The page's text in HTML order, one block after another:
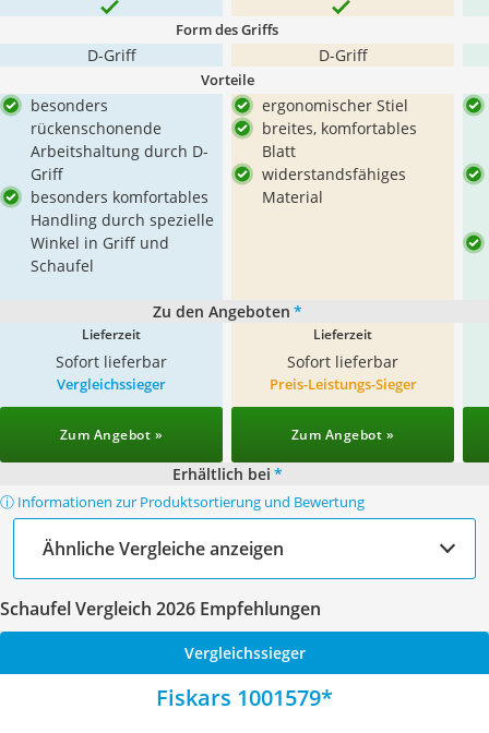
Form des Griffs
D-Griff D-Griff
Vorteile
besonders
rückenschonende
Arbeitshaltung durch D-
Griff
besonders komfortables
Handling durch spezielle
Winkel in Griff und
Schaufel
ergonomischer Stiel
breites, komfortables
Blatt
widerstandsfähiges
Material
Zu den Angeboten *
Lieferzeit
Sofort lieferbar
Lieferzeit
Sofort lieferbar
Vergleichssieger
Zum Angebot »
Preis-Leistungs-Sieger
Zum Angebot »
Erhältlich bei *
ⓘ Informationen zur Produktsortierung und Bewertung
Ähnliche Vergleiche anzeigen
Schaufel Vergleich 2026 Empfehlungen
Vergleichssieger
Fiskars 1001579